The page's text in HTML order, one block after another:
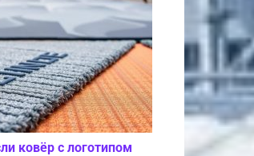
ковёр с логотипом